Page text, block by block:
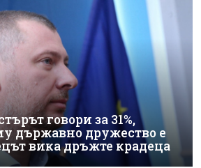
говори за 31%,
държавно дружество е
вика дръжте крадеца